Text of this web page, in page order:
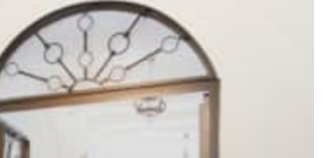
Normas Alquiler
Video